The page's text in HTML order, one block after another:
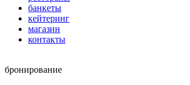
банкеты
кейтеринг
магазин
контакты
бронирование